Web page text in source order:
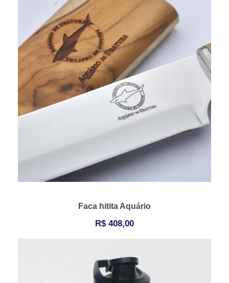
Faca hitita Aquário
R$408,00